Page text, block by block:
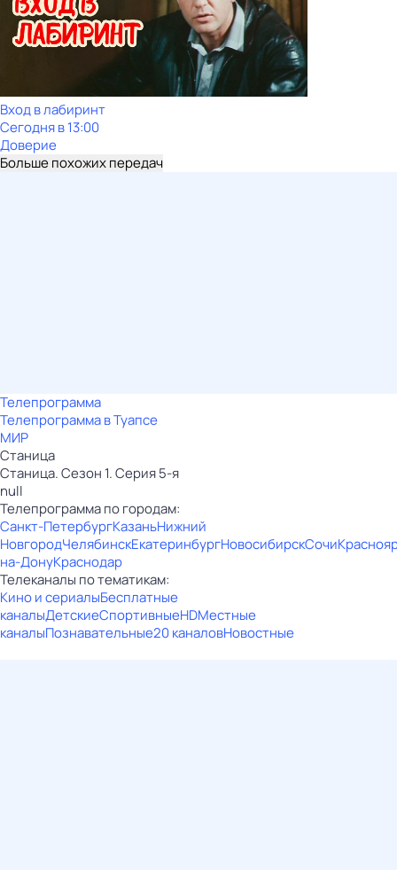
Вход в лабиринт
Сегодня в 13:00
Доверие
Больше похожих передач
Телепрограмма
Телепрограмма в Туапсе
МИР
Станица
Станица. Сезон 1. Серия 5-я
null
Телепрограмма по городам:
Санкт-ПетербургКазаньНижний
НовгородЧелябинскЕкатеринбургНовосибирскСочи
на-ДонуКраснодар
Телеканалы по тематикам:
Кино и сериалыБесплатные
каналыДетскиеСпортивныеHDМестные
каналыПознавательные20 каналовНовостные